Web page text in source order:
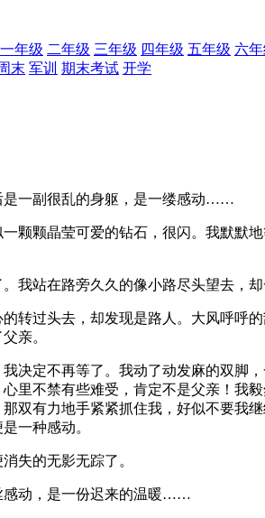
一年级 二年级 三年级 四年级 五年级 六
末 军训 期末考试 开学
是一副很乱的身躯，是一缕感动……
颗颗晶莹可爱的钻石，很闪。我默
我站在路旁久久的像小路尽头望去，
转过头去，却发现是路人。大风呼呼
亲。
决定不再等了。我动了动发麻的双脚
里不禁有些难受，肯定不是父亲！
双有力地手紧紧抓住我，好似不要我
一种感动。
失的无影无踪了。
感动，是一份迟来的温暖……